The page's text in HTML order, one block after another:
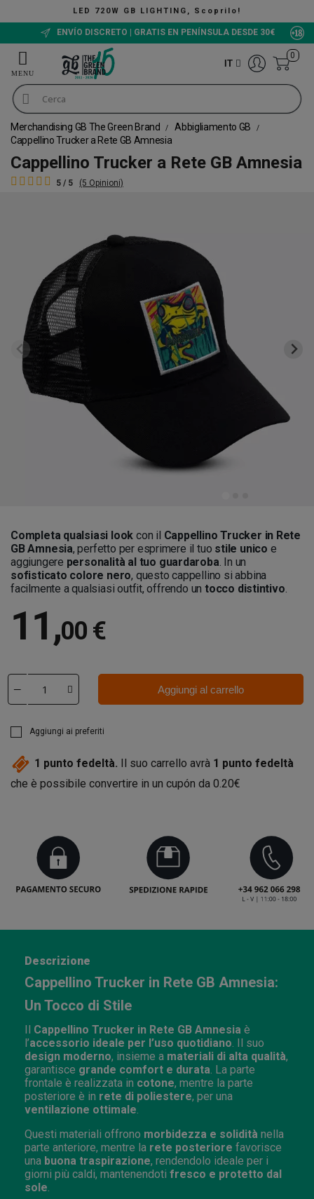
LED 720W GB LIGHTING, Scoprilo!
ENVÍO DISCRETO | GRATIS EN PENÍNSULA DESDE 30€
IT
0
Merchandising GB The Green Brand
Abbigliamento GB
Cappellino Trucker a Rete GB Amnesia
Cappellino Trucker a Rete GB Amnesia
5 / 5 (5 Opinioni)
Completa qualsiasi look con il Cappellino Trucker in Rete
GB Amnesia, perfetto per esprimere il tuo stile unico e
aggiungere personalità al tuo guardaroba. In un
sofisticato colore nero, questo cappellino si abbina
facilmente a qualsiasi outfit, offrendo un tocco distintivo.
11,00 €
Aggiungi al carrello
Aggiungi ai preferiti
1 punto fedeltà. Il suo carrello avrà 1 punto fedeltà
che è possibile convertire in un cupón da 0.20€
Descrizione
Cappellino Trucker in Rete GB Amnesia:
Un Tocco di Stile
Il Cappellino Trucker in Rete GB Amnesia è
l’accessorio ideale per l’uso quotidiano . Il suo
design moderno, insieme a materiali di alta qualità,
garantisce grande comfort e durata . La parte
frontale è realizzata in cotone, mentre la parte
posteriore è in rete di poliestere, per una
ventilazione ottimale
Questi materiali offrono morbidezza e solidità nella
parte anteriore, mentre la rete posteriore favorisce
una buona traspirazione, rendendolo ideale per i
giorni più caldi, mantenendoti fresco e protetto dal
sole